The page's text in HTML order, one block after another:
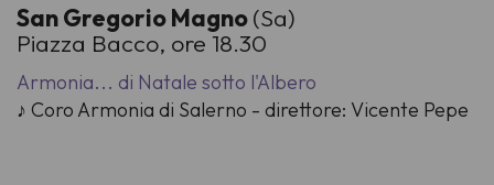
San Gregorio Magno(Sa)
Piazza Bacco, ore 18.30
Armonia... di Natale sotto l'Albero
♪ Coro Armonia di Salerno - direttore: Vicente Pepe